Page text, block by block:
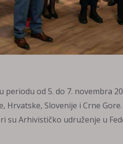
od 5. do 7. novembra
Slovenije i Crne
Arhivističko udruženje u